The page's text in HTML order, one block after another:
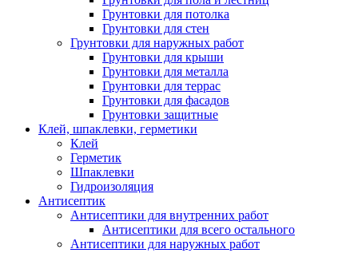
Грунтовки для потолка
Грунтовки для стен
Грунтовки для наружных работ
Грунтовки для крыши
Грунтовки для металла
Грунтовки для террас
Грунтовки для фасадов
Грунтовки защитные
Клей, шпаклевки, герметики
Клей
Герметик
Шпаклевки
Гидроизоляция
Антисептик
Антисептики для внутренних работ
Антисептики для всего остального
Антисептики для наружных работ